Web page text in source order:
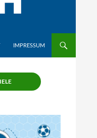
IMPRESSUM